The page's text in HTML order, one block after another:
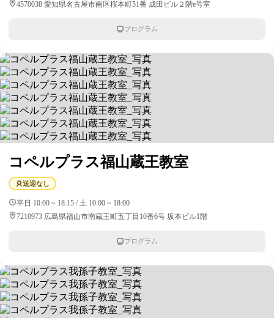
4570038 愛知県名古屋市南区桜本町51番 成田ビル２階e号室
プログラム
コペルプラス福山蔵王教室
送迎なし
平日 10:00 ~ 18:15 / 土 10:00 ~ 18:00
7210973 広島県福山市南蔵王町五丁目10番6号 坂本ビル1階
プログラム